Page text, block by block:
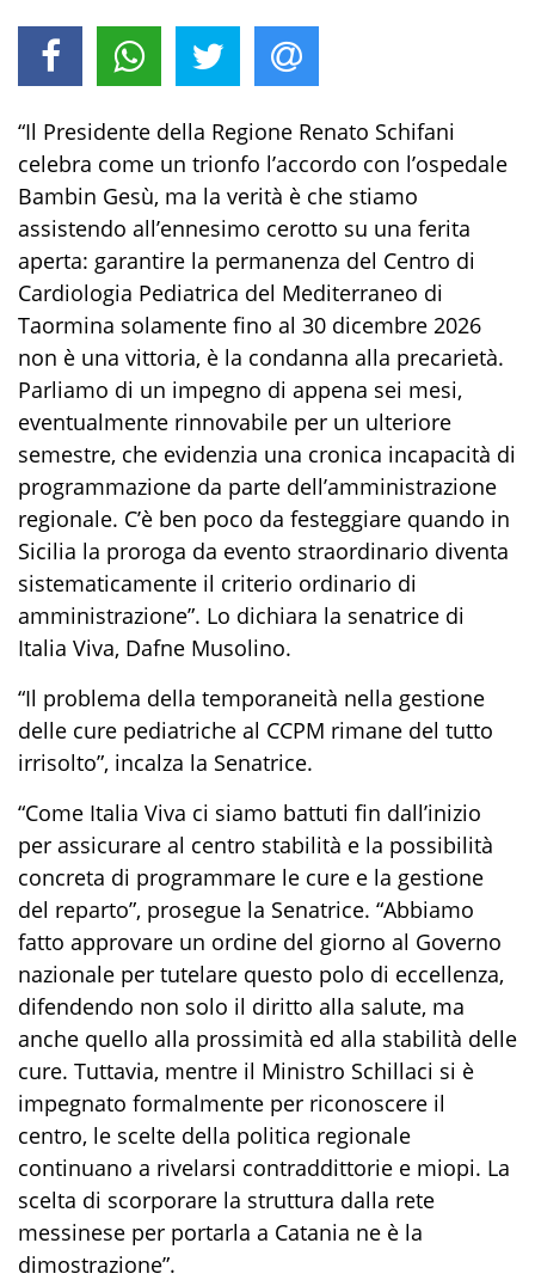
“Il Presidente della Regione Renato Schifani
celebra come un trionfo l’accordo con l’ospedale
Bambin Gesù, ma la verità è che stiamo
assistendo all’ennesimo cerotto su una ferita
aperta: garantire la permanenza del Centro di
Cardiologia Pediatrica del Mediterraneo di
Taormina solamente fino al 30 dicembre 2026
non è una vittoria, è la condanna alla precarietà.
Parliamo di un impegno di appena sei mesi,
eventualmente rinnovabile per un ulteriore
semestre, che evidenzia una cronica incapacità di
programmazione da parte dell’amministrazione
regionale. C’è ben poco da festeggiare quando in
Sicilia la proroga da evento straordinario diventa
sistematicamente il criterio ordinario di
amministrazione”. Lo dichiara la senatrice di
Italia Viva, Dafne Musolino.
“Il problema della temporaneità nella gestione
delle cure pediatriche al CCPM rimane del tutto
irrisolto”, incalza la Senatrice.
“Come Italia Viva ci siamo battuti fin dall’inizio
per assicurare al centro stabilità e la possibilità
concreta di programmare le cure e la gestione
del reparto”, prosegue la Senatrice. “Abbiamo
fatto approvare un ordine del giorno al Governo
nazionale per tutelare questo polo di eccellenza,
difendendo non solo il diritto alla salute, ma
anche quello alla prossimità ed alla stabilità delle
cure. Tuttavia, mentre il Ministro Schillaci si è
impegnato formalmente per riconoscere il
centro, le scelte della politica regionale
continuano a rivelarsi contraddittorie e miopi. La
scelta di scorporare la struttura dalla rete
messinese per portarla a Catania ne è la
dimostrazione”.